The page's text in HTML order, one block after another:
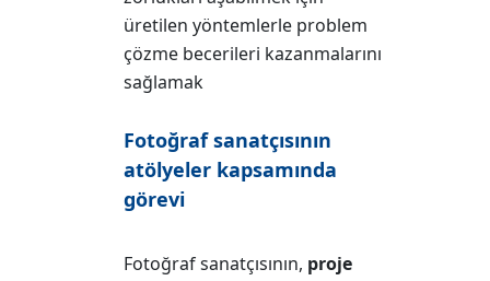
üretilen yöntemlerle problem
çözme becerileri kazanmalarını
sağlamak
Fotoğraf sanatçısının
atölyeler kapsamında
görevi
Fotoğraf sanatçısının, proje